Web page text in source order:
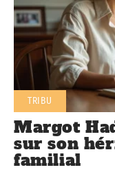
TRIBU
Margot
sur son
familial